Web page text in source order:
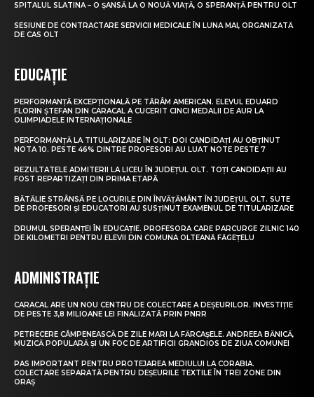
SPITALUL SLATINA – O ȘANSĂ LA O NOUĂ VIAȚĂ, O SPERANȚĂ PENTRU OLT
SESIUNE DE CONTRACTARE SERVICII MEDICALE ÎN LUNA MAI, ORGANIZATĂ
DE CAS OLT
EDUCAȚIE
PERFORMANȚĂ EXCEPȚIONALĂ PE TĂRÂM AMERICAN. ELEVUL EDUARD
FLORIN ȘTEFAN DIN CARACAL A CUCERIT CINCI MEDALII DE AUR LA
OLIMPIADELE INTERNAȚIONALE
PERFORMANȚĂ LA TITULARIZARE ÎN OLT: DOI CANDIDAȚI AU OBȚINUT
NOTA 10. PESTE 46% DINTRE PROFESORI AU LUAT NOTE PESTE 7
REZULTATELE ADMITERII LA LICEU ÎN JUDEȚUL OLT. TOȚI CANDIDAȚII AU
FOST REPARTIZAȚI DIN PRIMA ETAPĂ
BĂTĂLIE STRÂNSĂ PE LOCURILE DIN ÎNVĂȚĂMÂNT ÎN JUDEȚUL OLT. SUTE
DE PROFESORI ȘI EDUCATORI AU SUSȚINUT EXAMENUL DE TITULARIZARE
DRUMUL SPERANȚEI ÎN EDUCAȚIE. PROFESORA CARE PARCURGE ZILNIC 140
DE KILOMETRI PENTRU ELEVII DIN COMUNA OLTEANĂ FĂGEȚELU
ADMINISTRAȚIE
CARACAL ARE UN NOU CENTRU DE COLECTARE A DEȘEURILOR. INVESTIȚIE
DE PESTE 3,8 MILIOANE LEI FINALIZATĂ PRIN PNRR
PETRECERE CÂMPENEASCĂ DE ZILE MARI LA FĂRCAȘELE. ANDREEA BĂNICĂ,
MUZICĂ POPULARĂ ȘI UN FOC DE ARTIFICII GRANDIOS DE ZIUA COMUNEI
PAS IMPORTANT PENTRU PROTEJAREA MEDIULUI LA CORABIA.
COLECTARE SEPARATĂ PENTRU DEȘEURILE TEXTILE ÎN TREI ZONE DIN
ORAȘ